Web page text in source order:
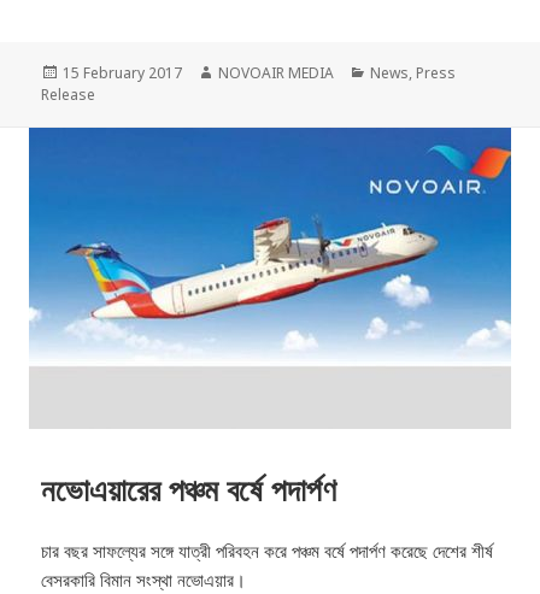
Posted
on
15 February 2017 Author
NOVOAIR MEDIA Categories
News, Press
Release
নভোএয়ারের পঞ্চম বর্ষে পদার্পণ
চার বছর সাফল্যের সঙ্গে যাত্রী পরিবহন করে পঞ্চম বর্ষে পদার্পণ করেছে দেশের শীর্ষ
বেসরকারি বিমান সংস্থা নভোএয়ার।